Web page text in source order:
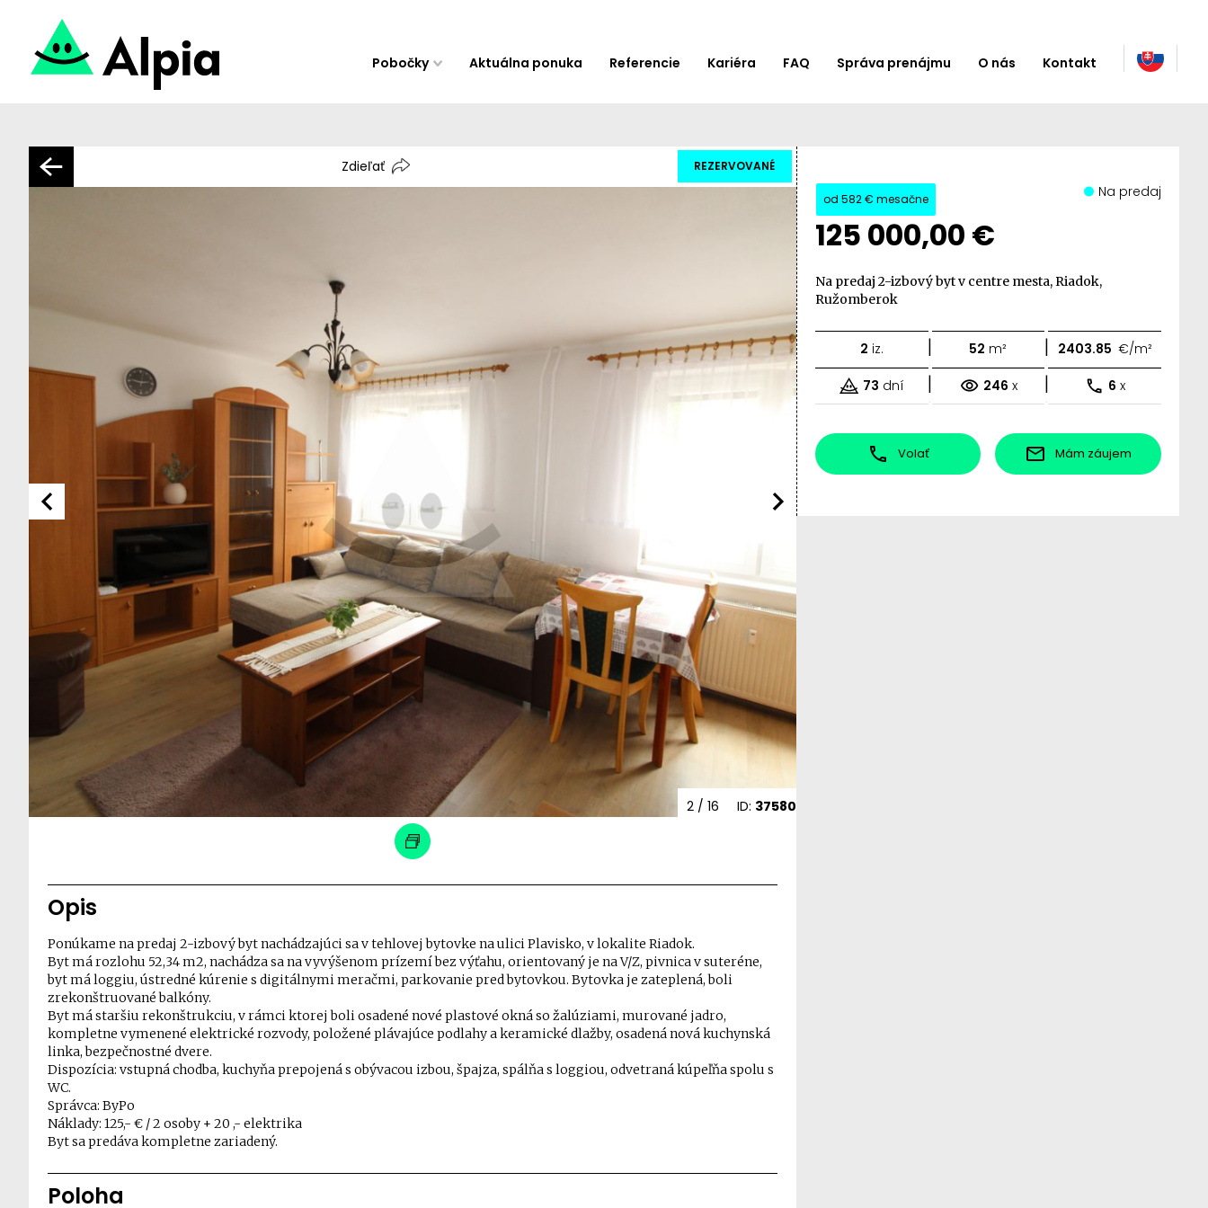
Pobočky Aktuálna ponuka Referencie Kariéra FAQ Správa prenájmu O nás Kontakt
Zdieľať REZERVOVANÉ
ID: 37580
2/ 16
od 582 € mesačne
125 000,00 €
Na predaj
Na predaj 2-izbový byt v centre mesta, Riadok,
Ružomberok
2 iz. | 52 m² | 2403.85 €/m²
73 dní | 246 x | 6 x
Volať Mám záujem
Opis
Ponúkame na predaj 2-izbový byt nachádzajúci sa v tehlovej bytovke na ulici Plavisko, v lokalite Riadok.
Byt má rozlohu 52,34 m2, nachádza sa na vyvýšenom prízemí bez výťahu, orientovaný je na V/Z, pivnica v suteréne,
byt má loggiu, ústredné kúrenie s digitálnymi meračmi, parkovanie pred bytovkou. Bytovka je zateplená, boli
zrekonštruované balkóny.
Byt má staršiu rekonštrukciu, v rámci ktorej boli osadené nové plastové okná so žalúziami, murované jadro,
kompletne vymenené elektrické rozvody, položené plávajúce podlahy a keramické dlažby, osadená nová kuchynská
linka, bezpečnostné dvere.
Dispozícia: vstupná chodba, kuchyňa prepojená s obývacou izbou, špajza, spálňa s loggiou, odvetraná kúpeľňa spolu s
WC.
Správca: ByPo
Náklady: 125,- € / 2 osoby + 20 ,- elektrika
Byt sa predáva kompletne zariadený.
Poloha